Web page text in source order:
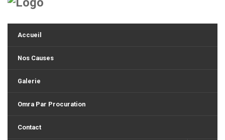
Accueil
Nos Causes
Galerie
Omra Par Procuration
Contact